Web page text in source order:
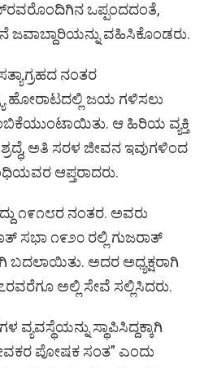
ಒಪ್ಪಂದದಂತೆ,
ವಹಿಸಿಕೊಂಡರು.
ನಂತರ
ಹೋರಾಟದಲ್ಲಿ ಜಯ ಗಳಿಸಲು
ಆ ಹಿರಿಯ ವ್ಯಕ್ತಿ
ಅತಿ ಸರಳ ಜೀವನ ಇವುಗಳಿಂದ
ಆಪ್ತರಾದರು.
೧೯೧೮ರ ನಂತರ. ಅವರು
ಸಭಾ ೧೯೨೦ ರಲ್ಲಿ ಗುಜರಾತ್
ಬದಲಾಯಿತು. ಅದರ ಅಧ್ಯಕ್ಷರಾಗಿ
ಅಲ್ಲಿ ಸೇವೆ ಸಲ್ಲಿಸಿದರು.
ಸ್ಥಾಪಿಸಿದ್ದಕ್ಕಾಗಿ
ಪೋಷಕ ಸಂತ” ಎಂದು